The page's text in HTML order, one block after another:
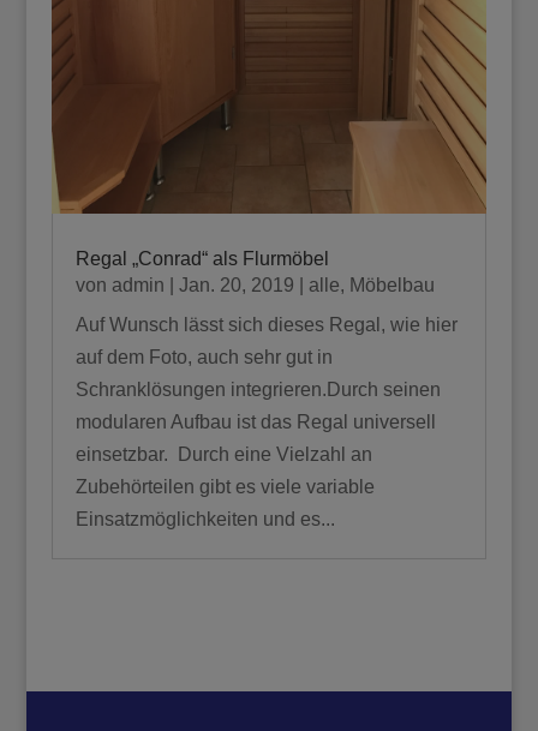
Regal „Conrad“ als Flurmöbel
von admin Jan. 20, 2019 alle, Möbelbau
Auf Wunsch lässt sich dieses Regal, wie hier
auf dem Foto, auch sehr gut in
Schranklösungen integrieren.Durch seinen
modularen Aufbau ist das Regal universell
einsetzbar. Durch eine Vielzahl an
Zubehörteilen gibt es viele variable
Einsatzmöglichkeiten und es...